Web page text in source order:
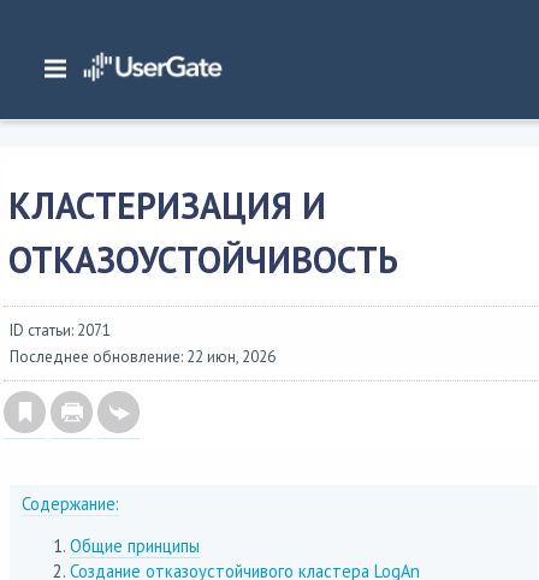
Главная/ Документация/Log Analyzer
Log Analyzer 7.x Руководство администратора
КЛАСТЕРИЗАЦИЯ И
ОТКАЗОУСТОЙЧИВОСТЬ
ID статьи: 2071
Последнее обновление: 22 июн, 2026
Содержание:
Общие принципы
Создание отказоустойчивого кластера LogAn